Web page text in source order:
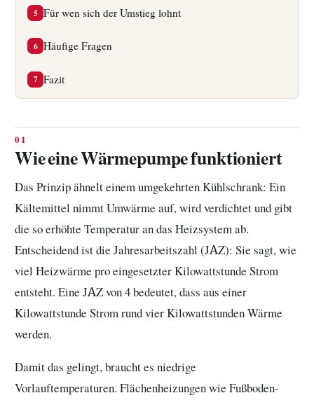
5 Für wen sich der Umstieg lohnt
6 Häufige Fragen
7 Fazit
Wie eine Wärmepumpe funktioniert
Das Prinzip ähnelt einem umgekehrten Kühlschrank: Ein
Kältemittel nimmt Umwärme auf, wird verdichtet und gibt
die so erhöhte Temperatur an das Heizsystem ab.
Entscheidend ist die Jahresarbeitszahl (JAZ): Sie sagt, wie
viel Heizwärme pro eingesetzter Kilowattstunde Strom
entsteht. Eine JAZ von 4 bedeutet, dass aus einer
Kilowattstunde Strom rund vier Kilowattstunden Wärme
werden.
Damit das gelingt, braucht es niedrige
Vorlauftemperaturen. Flächenheizungen wie Fußboden-